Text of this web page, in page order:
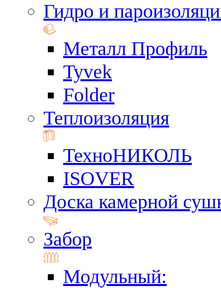
Гидро и
Металл Профиль
Tyvek
Folder
Теплоизоляция
ТехноНИКОЛЬ
ISOVER
Доска камерной
Забор
Модульный: